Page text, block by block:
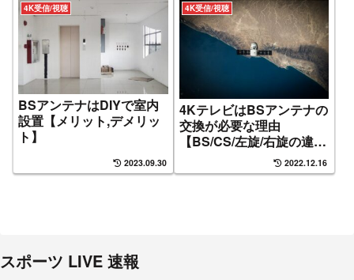
4K受信/視聴
BSアンテナはDIYで室内
設置【メリット,デメリッ
ト】
2023.09.30
4K受信/視聴
4KテレビはBSアンテナの
交換が必要な理由
【BS/CS/左旋/右旋の違
2022.12.16
スポーツ LIVE 速報